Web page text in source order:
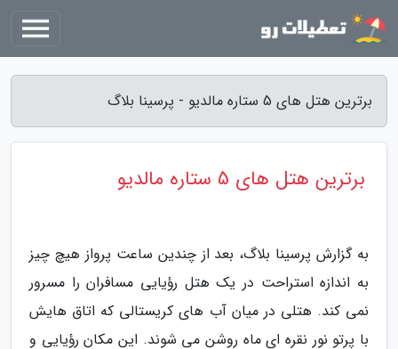
برترین هتل های 5 ستاره مالدیو - پرسینا بلاگ
برترین هتل های 5 ستاره مالدیو
به گزارش پرسینا بلاگ، بعد از چندین ساعت پرواز هیچ چیز
به اندازه استراحت در یک هتل رؤیایی مسافران را مسرور
نمی کند. هتلی در میان آب های کریستالی که اتاق هایش
با پرتو نور نقره ای ماه روشن می شوند. این مکان رؤیایی و